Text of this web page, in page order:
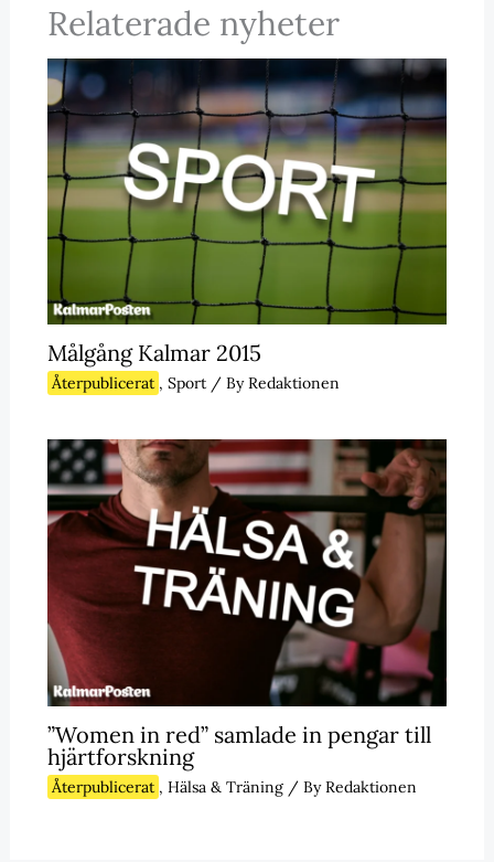
Relaterade nyheter
Målgång Kalmar 2015
Återpublicerat , Sport/ ByRedaktionen
”Women in red” samlade in pengar till
hjärtforskning
Återpublicerat , Hälsa & Träning/ ByRedaktionen